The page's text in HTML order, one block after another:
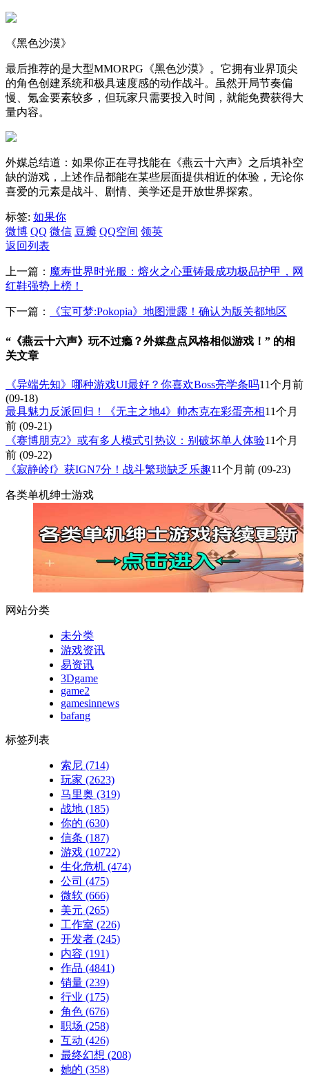
《黑色沙漠》
最后推荐的是大型MMORPG《黑色沙漠》。它拥有业界顶尖
的角色创建系统和极具速度感的动作战斗。虽然开局节奏偏
慢、氪金要素较多，但玩家只需要投入时间，就能免费获得大
量内容。
外媒总结道：如果你正在寻找能在《燕云十六声》之后填补空
缺的游戏，上述作品都能在某些层面提供相近的体验，无论你
喜爱的元素是战斗、剧情、美学还是开放世界探索。
标签: 如果你
微博 QQ 微信 豆瓣 QQ空间 领英
返回列表
上一篇： 魔寿世界时光服：熔火之心重铸最成功极品护甲，网
红鞋强势上榜！
下一篇： 《宝可梦:Pokopia》地图泄露！确认为版关都地区
“《燕云十六声》玩不过瘾？外媒盘点风格相似游戏！” 的相
关文章
《异端先知》哪种游戏UI最好？你喜欢Boss亮学条吗11个月前
(09-18)
最具魅力反派回归！《无主之地4》帅杰克在彩蛋亮相11个月
前 (09-21)
《赛博朋克2》或有多人模式引热议：别破坏单人体验11个月
前 (09-22)
《寂静岭f》获IGN7分！战斗繁琐缺乏乐趣11个月前 (09-23)
各类单机绅士游戏
网站分类
未分类
游戏资讯
易资讯
3Dgame
game2
gamesinnews
bafang
标签列表
索尼 (714)
玩家 (2623)
马里奥 (319)
战地 (185)
你的 (630)
信条 (187)
游戏 (10722)
生化危机 (474)
公司 (475)
微软 (666)
美元 (265)
工作室 (226)
开发者 (245)
内容 (191)
作品 (4841)
销量 (239)
行业 (175)
角色 (676)
职场 (258)
互动 (426)
最终幻想 (208)
她的 (358)